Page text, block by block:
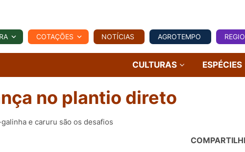
REGIONAL COMERCIAL AGROVIAGENS
COTAÇÕES NOTÍCIAS AGROTEMPO
CULTURAS ESPÉCIES
no plantio direto
e caruru são os desafios